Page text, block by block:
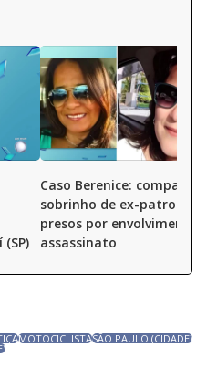
Caso Berenice:
sobrinho de ex-patroa
presos por envolvimento
assassinato
MOTOCICLISTASÃO PAULO (CIDADE)